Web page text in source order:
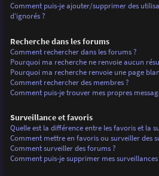
Comment puis-je ajouter/supprimer des
d’ignorés ?
Recherche dans les forums
Comment rechercher dans les forums ?
Pourquoi ma recherche ne renvoie aucun
Pourquoi ma recherche renvoie une page
Comment rechercher des membres ?
Comment puis-je trouver mes propres
Surveillance et favoris
Quelle est la différence entre les favoris et la
Comment mettre en favoris ou surveiller des
Comment surveiller des forums ?
Comment puis-je supprimer mes surveillances